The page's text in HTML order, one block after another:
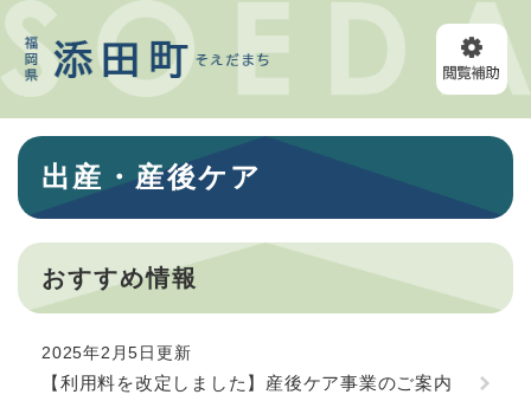
ペ
ー
の
メニューを飛ばして本文へ
本
出産・産後ケア
おすすめ情報
2025年2月5日更新
【利用料を改定しました】産後ケア事業のご案内